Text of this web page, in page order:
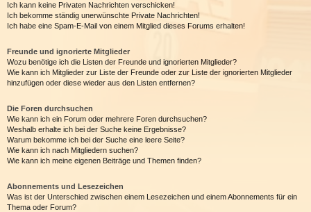
Ich kann keine Privaten Nachrichten verschicken!
Ich bekomme ständig unerwünschte Private Nachrichten!
Ich habe eine Spam-E-Mail von einem Mitglied dieses Forums erhalten!
Freunde und ignorierte Mitglieder
Wozu benötige ich die Listen der Freunde und ignorierten Mitglieder?
Wie kann ich Mitglieder zur Liste der Freunde oder zur Liste der ignorierten Mitglieder
hinzufügen oder diese wieder aus den Listen entfernen?
Die Foren durchsuchen
Wie kann ich ein Forum oder mehrere Foren durchsuchen?
Weshalb erhalte ich bei der Suche keine Ergebnisse?
Warum bekomme ich bei der Suche eine leere Seite?
Wie kann ich nach Mitgliedern suchen?
Wie kann ich meine eigenen Beiträge und Themen finden?
Abonnements und Lesezeichen
Was ist der Unterschied zwischen einem Lesezeichen und einem Abonnements für ein
Thema oder Forum?